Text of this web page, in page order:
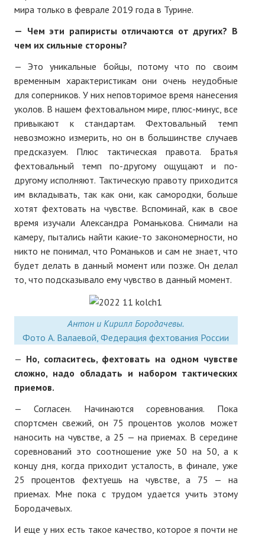
мира только в феврале 2019 года в Турине.
— Чем эти рапиристы отличаются от других? В
чем их сильные стороны?
— Это уникальные бойцы, потому что по своим
временным характеристикам они очень неудобные
для соперников. У них неповторимое время нанесения
уколов. В нашем фехтовальном мире, плюс-минус, все
привыкают к стандартам. Фехтовальный темп
невозможно измерить, но он в большинстве случаев
предсказуем. Плюс тактическая правота. Братья
фехтовальный темп по-другому ощущают и по-
другому исполняют. Тактическую правоту приходится
им вкладывать, так как они, как самородки, больше
хотят фехтовать на чувстве. Вспоминай, как в свое
время изучали Александра Романькова. Снимали на
камеру, пытались найти какие-то закономерности, но
никто не понимал, что Романьков и сам не знает, что
будет делать в данный момент или позже. Он делал
то, что подсказывало ему чувство в данный момент.
Антон и Кирилл Бородачевы.
Фото А. Валаевой, Федерация фехтования России
— Но, согласитесь, фехтовать на одном чувстве
сложно, надо обладать и набором тактических
приемов.
— Согласен. Начинаются соревнования. Пока
спортсмен свежий, он 75 процентов уколов может
наносить на чувстве, а 25 — на приемах. В середине
соревнований это соотношение уже 50 на 50, а к
концу дня, когда приходит усталость, в финале, уже
25 процентов фехтуешь на чувстве, а 75 — на
приемах. Мне пока с трудом удается учить этому
Бородачевых.
И еще у них есть такое качество, которое я почти не